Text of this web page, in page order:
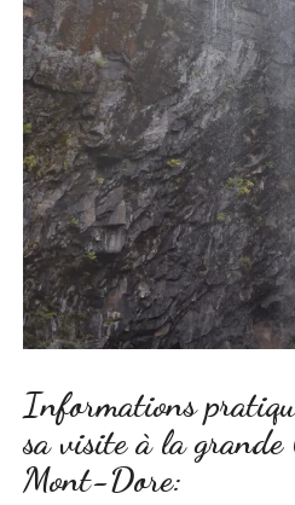
Informations
sa visite à la grande
Mont-Dore: